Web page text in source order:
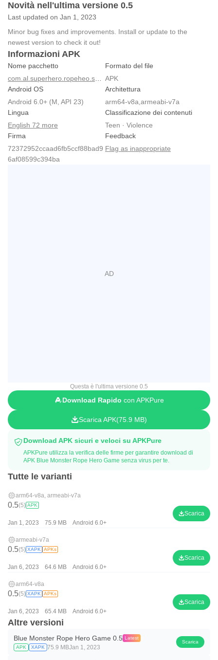
Novità nell'ultima versione 0.5
Last updated on Jan 1, 2023
Minor bug fixes and improvements. Install or update to the
newest version to check it out!
Informazioni APK
Nome pacchetto
Formato del file
APK
Android OS
Android 6.0+ (M, API 23)
Architettura
arm64-v8a,armeabi-v7a
Lingua
English 72 more
Classificazione dei contenuti
Teen · Violence
Firma
72372952ccaad6fb5ccf88bad9
6af08599c394ba
Feedback
Flag as inappropriate
Questa è l'ultima versione 0.5
Download Rapido con APKPure
Scarica APK 75.9 MB
Download APK sicuri e veloci su APKPure
APKPure utilizza la verifica delle firme per garantire download di
APK Blue Monster Rope Hero Game senza virus per te.
Tutte le varianti
arm64-v8a, armeabi-v7a
0.5(5) APK
Jan 1, 2023 75.9 MB Android 6.0+
Scarica
armeabi-v7a
0.5(5) XAPK APKs
Jan 6, 2023 64.6 MB Android 6.0+
Scarica
arm64-v8a
0.5(5) XAPK APKs
Jan 6, 2023 65.4 MB Android 6.0+
Scarica
Altre versioni
Blue Monster Rope Hero Game 0.5 Latest
APK
XAPK 75.9 MBJan 1, 2023
Scarica